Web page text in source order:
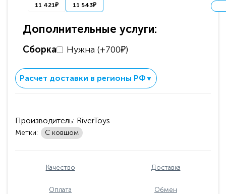
11 421₽ 11 543₽
Дополнительные услуги:
Сборка Нужна (+700₽)
Расчет доставки в регионы РФ ▼
Производитель: RiverToys
Метки: С ковшом
Качество Доставка
Оплата Обмен